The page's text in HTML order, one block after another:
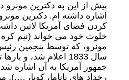
پیش از این به دکترین مونرو
اشاره داشته ام. دکترین
کردن فضای آمریکا لاتین
خلوت خود می خواند (نیم
مونرو، که توسط پنجمین
سال 1833 اعلام شد، و
جمهور آمریکا به آن اشاره
رخداد های پاناما، کوبا، ….).